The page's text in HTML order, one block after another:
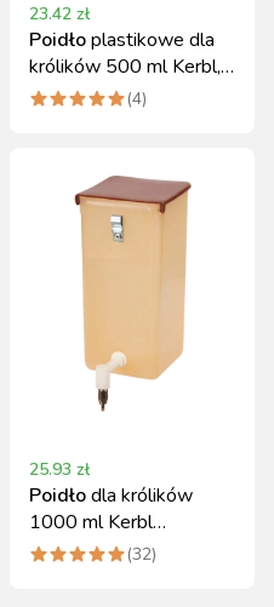
23.42 zł
Poidłoplastikowe dla
królików 500 ml Kerbl,
8 sztuk
(4)
25.93 zł
Poidłodla królików
1000 ml Kerbl
plastikowe (32)